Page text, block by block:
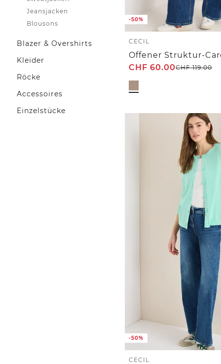
Jeansjacken
Blousons
Blazer & Overshirts
Kleider
Röcke
Accessoires
Einzelstücke
-50%
CECIL
Offener Struktur-
CHF 60.00CHF119.00
-50%
CECIL